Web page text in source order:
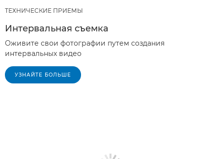
ТЕХНИЧЕСКИЕ ПРИЕМЫ
Интервальная съемка
Оживите свои фотографии путем создания
интервальных видео
УЗНАЙТЕ БОЛЬШЕ